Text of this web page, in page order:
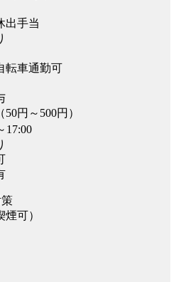
出手当
転車通勤可
円～500円）
17:00
可）